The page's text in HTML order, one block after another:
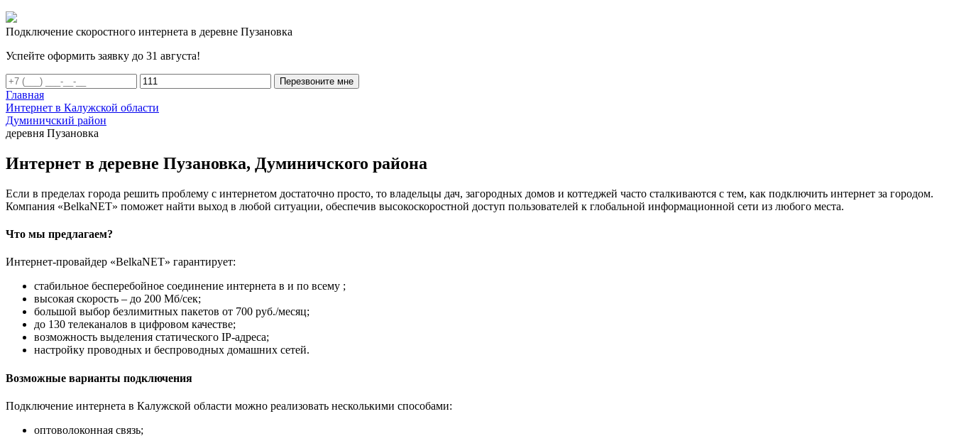
Подключение скоростного интернета в деревне Пузановка
Успейте оформить заявку до 31 августа!
Перезвоните мне
Главная
Интернет в Калужской области
Думиничский район
деревня Пузановка
Интернет в деревне Пузановка, Думиничского района
Если в пределах города решить проблему с интернетом достаточно просто, то владельцы дач, загородных домов и коттеджей часто сталкиваются с тем, как подключить интернет за городом.
Компания «BelkaNET» поможет найти выход в любой ситуации, обеспечив высокоскоростной доступ пользователей к глобальной информационной сети из любого места.
Что мы предлагаем?
Интернет-провайдер «BelkaNET» гарантирует:
стабильное бесперебойное соединение интернета в и по всему ;
высокая скорость – до 200 Мб/сек;
большой выбор безлимитных пакетов от 700 руб./месяц;
до 130 телеканалов в цифровом качестве;
возможность выделения статического IP-адреса;
настройку проводных и беспроводных домашних сетей.
Возможные варианты подключения
Подключение интернета в Калужской области можно реализовать несколькими способами:
оптоволоконная связь;